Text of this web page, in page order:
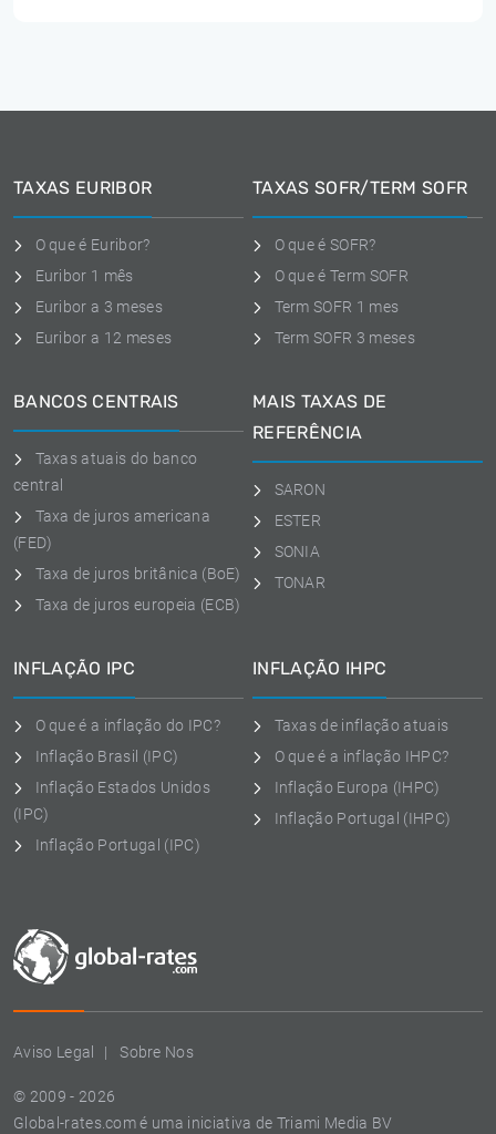
Aviso Legal Sobre Nos
© 2009 - 2026
Global-rates.com é uma iniciativa de Triami Media BV
TAXAS EURIBOR
O que é Euribor?
Euribor 1 mês
Euribor a 3 meses
Euribor a 12 meses
TAXAS SOFR/TERM SOFR
O que é SOFR?
O que é Term SOFR
Term SOFR 1 mes
Term SOFR 3 meses
BANCOS CENTRAIS
Taxas atuais do banco
central
Taxa de juros americana
(FED)
Taxa de juros britânica (BoE)
Taxa de juros europeia (ECB)
MAIS TAXAS DE
REFERÊNCIA
SARON
ESTER
SONIA
TONAR
INFLAÇÃO IPC
O que é a inflação do IPC?
Inflação Brasil (IPC)
Inflação Estados Unidos
(IPC)
Inflação Portugal (IPC)
INFLAÇÃO IHPC
Taxas de inflação atuais
O que é a inflação IHPC?
Inflação Europa (IHPC)
Inflação Portugal (IHPC)